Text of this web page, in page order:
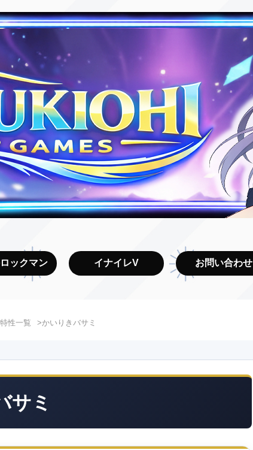
ックマン イナイレV お問い合わせ
特性一覧 かいりきバサミ
サミ